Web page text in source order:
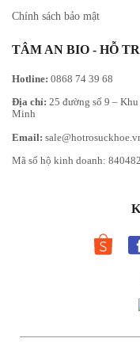
Chính sách bảo mật
TÂM AN BIO - HỖ
Hotline: 0868 74 39 68
Địa chỉ: 25 đường số 9 –
Minh
Email:
Mã số hộ kinh doanh: